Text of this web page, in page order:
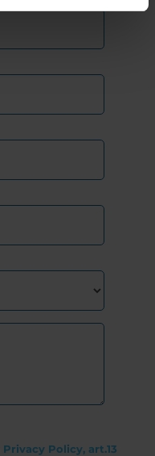
Privacy Policy, art.13